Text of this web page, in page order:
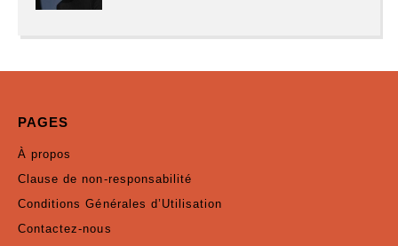
PAGES
À propos
Clause de non-responsabilité
Conditions Générales d’Utilisation
Contactez-nous